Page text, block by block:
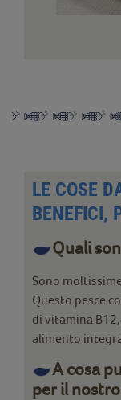
LE COSE
BENEFICI,
Quali
Sono
Questo pesce
di vitamina
alimento
A cosa
per il